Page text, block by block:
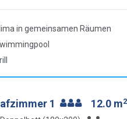
in gemeinsamen Räumen
1 12.0 m2